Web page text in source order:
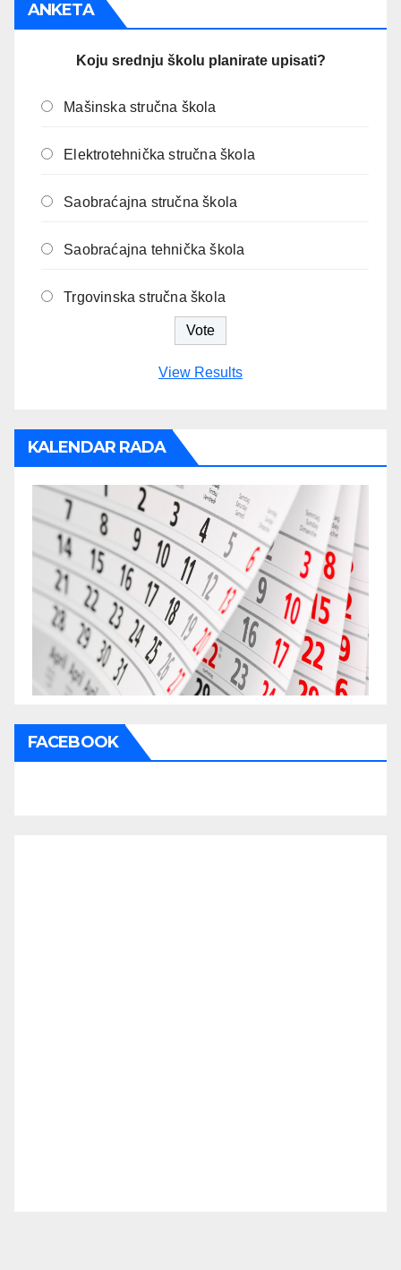
ANKETA
Koju srednju školu planirate upisati?
Mašinska stručna škola
Elektrotehnička stručna škola
Saobraćajna stručna škola
Saobraćajna tehnička škola
Trgovinska stručna škola
View Results
KALENDAR RADA
FACEBOOK